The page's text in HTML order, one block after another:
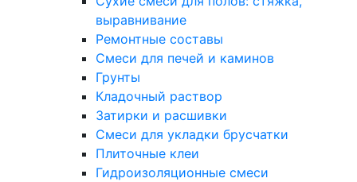
выравнивание
Ремонтные составы
Смеси для печей и каминов
Грунты
Кладочный раствор
Затирки и расшивки
Смеси для укладки брусчатки
Плиточные клеи
Гидроизоляционные смеси